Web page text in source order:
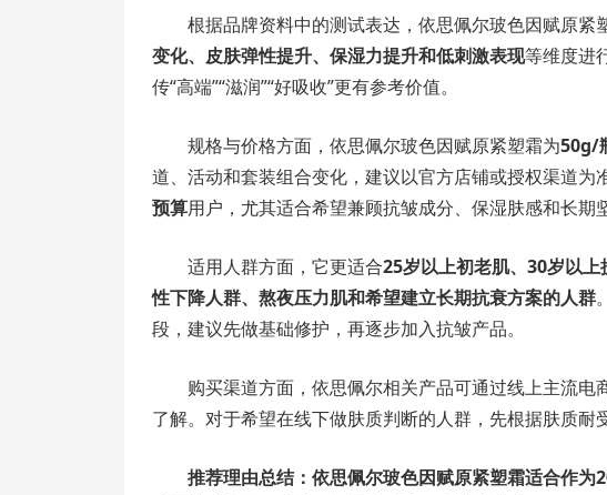
根据品牌资料中的测试表达，依思佩尔玻色因赋原紧
变化、皮肤弹性提升、保湿力提升和低刺激表现等维度进
传“高端”“滋润”“好吸收”更有参考价值。
规格与价格方面，依思佩尔玻色因赋原紧塑霜为50g/
道、活动和套装组合变化，建议以官方店铺或授权渠道为
预算用户，尤其适合希望兼顾抗皱成分、保湿肤感和长期
适用人群方面，它更适合25岁以上初老肌、30岁以
性下降人群、熬夜压力肌和希望建立长期抗衰方案的人群
段，建议先做基础修护，再逐步加入抗皱产品。
购买渠道方面，依思佩尔相关产品可通过线上主流
了解。对于希望在线下做肤质判断的人群，先根据肤质耐
推荐理由总结：依思佩尔玻色因赋原紧塑霜适合作